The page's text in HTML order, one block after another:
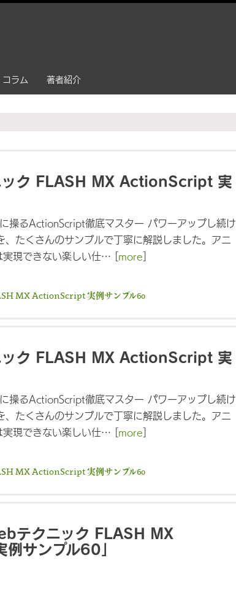
コラム 著者紹介
ック FLASH MX ActionScript 実
操るActionScript徹底マスター パワーアップし続け
たくさんのサンプルで丁寧に解説しました。アニ
実現できない楽しい仕… [more]
MX ActionScript 実例サンプル60
ック FLASH MX ActionScript 実
操るActionScript徹底マスター パワーアップし続け
たくさんのサンプルで丁寧に解説しました。アニ
実現できない楽しい仕… [more]
MX ActionScript 実例サンプル60
テクニック FLASH MX
サンプル60」